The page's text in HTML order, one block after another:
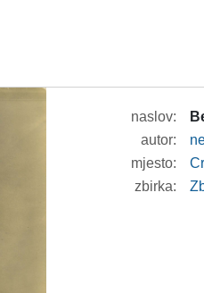
naslov:
autor:
mjesto:
zbirka: